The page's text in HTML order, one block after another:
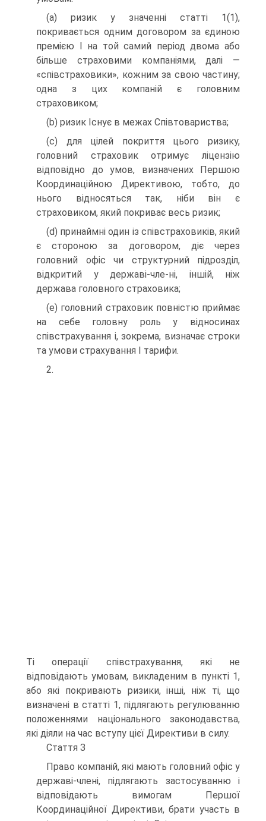
(a) ризик у значенні статті 1(1),
покривається одним договором за єдиною
премією І на той самий період двома або
більше страховими компанія­ми, далі —
«співстраховики», кожним за свою частину;
одна з цих ком­паній є головним
страховиком;
(b) ризик Існує в межах Співтовариства;
(c) для цілей покриття цього ризику,
головний страховик отримує ліцензію
відповідно до умов, визначених Першою
Координаційною Директивою, тобто, до
нього відносяться так, ніби він є
страховиком, який покриває весь ризик;
(d) принаймні один із співстраховиків, який
є стороною за договором, діє через
головний офіс чи структурний підрозділ,
відкритий у державі-чле-ні, іншій, ніж
держава головного страховика;
(e) головний страховик повністю приймає
на себе головну роль у відноси­нах
співстрахування і, зокрема, визначає строки
та умови страхування І тарифи.
2.
Ті операції співстрахування, які не
відповідають умовам, викладеним в пункті 1,
або які покривають ризики, інші, ніж ті, що
визначені в статті 1, підлягають регулюванню
положеннями національного законодавства,
які діяли на час вступу цієї Директиви в силу.
Стаття З
Право компаній, які мають головний офіс у
державі-члені, підлягають за­стосуванню і
відповідають вимогам Першої
Координаційної Директиви, брати участь в